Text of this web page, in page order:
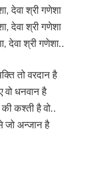
देवा श्री गणेशा
देवा श्री गणेशा
देवा श्री गणेशा..
तो वरदान है
वो धनवान है
की कश्ती है वो..
जो अन्जान है